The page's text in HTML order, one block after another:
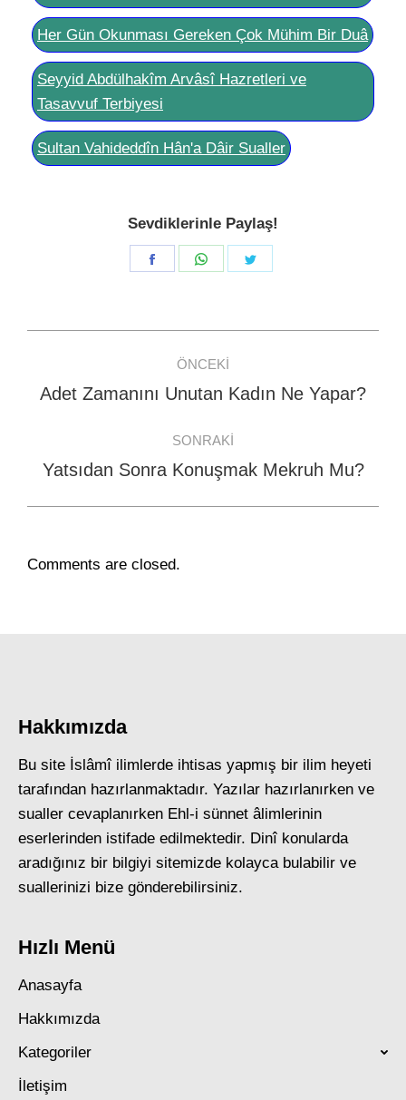
Her Gün Okunması Gereken Çok Mühim Bir Duâ
Seyyid Abdülhakîm Arvâsî Hazretleri ve
Tasavvuf Terbiyesi
Sultan Vahideddîn Hân'a Dâir Sualler
Sevdiklerinle Paylaş!
Share
Share
navigation
ÖNCEKI
Previous
Adet Zamanını Unutan Kadın Ne Yapar?
SONRAKI
Next
Yatsıdan Sonra Konuşmak Mekruh Mu?
Comments are closed.
Hakkımızda
Bu site İslâmî ilimlerde ihtisas yapmış bir ilim heyeti
tarafından hazırlanmaktadır. Yazılar hazırlanırken ve
sualler cevaplanırken Ehl-i sünnet âlimlerinin
eserlerinden istifade edilmektedir. Dinî konularda
aradığınız bir bilgiyi sitemizde kolayca bulabilir ve
suallerinizi bize gönderebilirsiniz.
Hızlı Menü
Anasayfa
Hakkımızda
Kategoriler
İletişim